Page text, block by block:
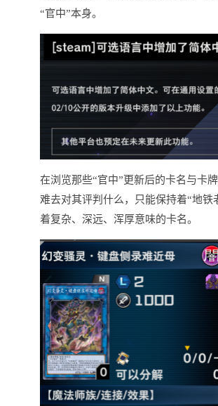
“官中”本身。
在浏览那些“官中”更新后的卡名与卡
难去对其评判什么，只能保持着“地铁
着复杂、深远、浑厚意味的卡名。